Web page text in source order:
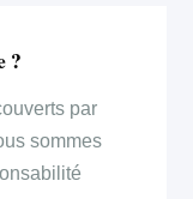
?
par
sommes